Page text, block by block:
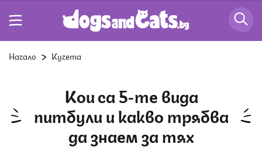
Начало Кучета
Кои са 5-те вида
питбули и какво трябва
да знаем за тях